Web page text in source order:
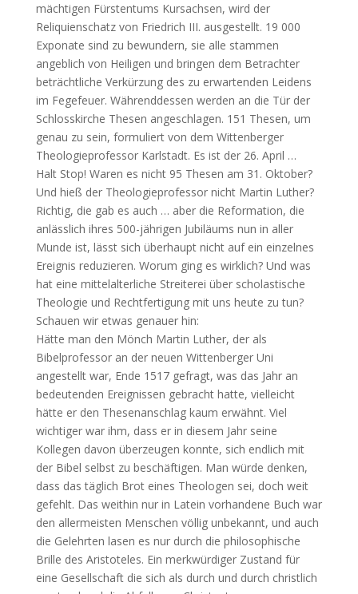
mächtigen Fürstentums Kursachsen, wird der
Reliquienschatz von Friedrich III. ausgestellt. 19 000
Exponate sind zu bewundern, sie alle stammen
angeblich von Heiligen und bringen dem Betrachter
beträchtliche Verkürzung des zu erwartenden Leidens
im Fegefeuer. Währenddessen werden an die Tür der
Schlosskirche Thesen angeschlagen. 151 Thesen, um
genau zu sein, formuliert von dem Wittenberger
Theologieprofessor Karlstadt. Es ist der 26. April …
Halt Stop! Waren es nicht 95 Thesen am 31. Oktober?
Und hieß der Theologieprofessor nicht Martin Luther?
Richtig, die gab es auch … aber die Reformation, die
anlässlich ihres 500-jährigen Jubiläums nun in aller
Munde ist, lässt sich überhaupt nicht auf ein einzelnes
Ereignis reduzieren. Worum ging es wirklich? Und was
hat eine mittelalterliche Streiterei über scholastische
Theologie und Rechtfertigung mit uns heute zu tun?
Schauen wir etwas genauer hin:
Hätte man den Mönch Martin Luther, der als
Bibelprofessor an der neuen Wittenberger Uni
angestellt war, Ende 1517 gefragt, was das Jahr an
bedeutenden Ereignissen gebracht hatte, vielleicht
hätte er den Thesenanschlag kaum erwähnt. Viel
wichtiger war ihm, dass er in diesem Jahr seine
Kollegen davon überzeugen konnte, sich endlich mit
der Bibel selbst zu beschäftigen. Man würde denken,
dass das täglich Brot eines Theologen sei, doch weit
gefehlt. Das weithin nur in Latein vorhandene Buch war
den allermeisten Menschen völlig unbekannt, und auch
die Gelehrten lasen es nur durch die philosophische
Brille des Aristoteles. Ein merkwürdiger Zustand für
eine Gesellschaft die sich als durch und durch christlich